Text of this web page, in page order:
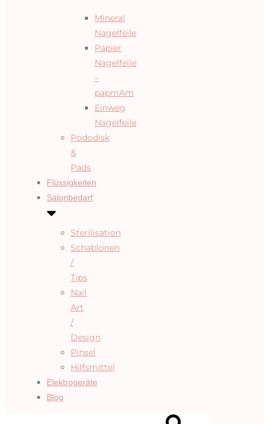
Mineral
Nagelfeile
Papier
Nagelfeile
–
papmAm
Einweg
Nagelfeile
Pododisk
&
Pads
Flüssigkeiten
Salonbedarf
Sterilisation
Schablonen
/
Tips
Nail
Art
/
Design
Pinsel
Hilfsmittel
Elektrogeräte
Blog